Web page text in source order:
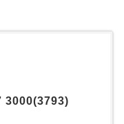
3000(3793)